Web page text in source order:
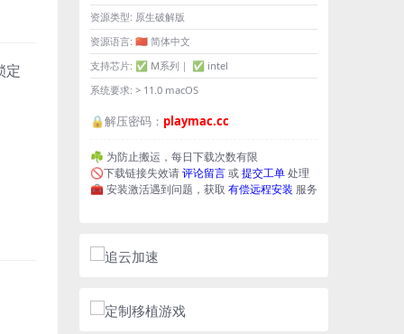
定
资源类型: 原生破解版
资源语言: 🇨🇳 简体中文
支持芯片: ✅ M系列｜ ✅ intel
系统要求: > 11.0 macOS
🔒解压密码： playmac.cc
☘️ 为防止搬运，每日下载次数有限
🚫下载链接失效请评论留言或提交工单处理
🧰 安装激活遇到问题，获取 有偿远程安装 服务